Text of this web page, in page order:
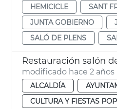
HEMICICLE
SANT
JUNTA GOBIERNO
SALÓ DE PLENS
modificado hace 2 años
ALCALDÍA
CULTURA Y FIESTAS